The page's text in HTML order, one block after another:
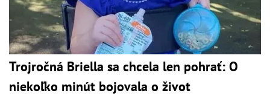
Trojročná Briella sa chcela len pohrať: O
niekoľko minút bojovala o život